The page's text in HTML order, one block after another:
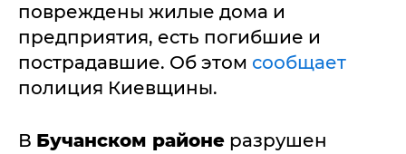
повреждены жилые дома и
предприятия, есть погибшие и
пострадавшие. Об этом сообщает
полиция Киевщины.
В Бучанском районе разрушен